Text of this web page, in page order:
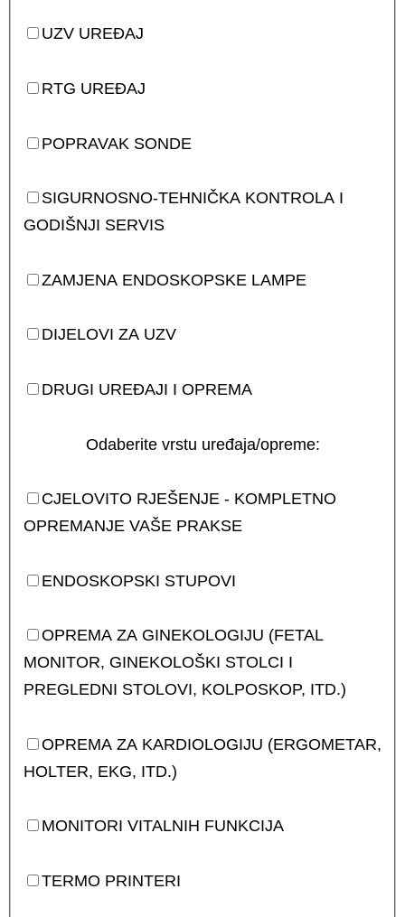
UZV UREĐAJ
RTG UREĐAJ
POPRAVAK SONDE
SIGURNOSNO-TEHNIČKA KONTROLA I
GODIŠNJI SERVIS
ZAMJENA ENDOSKOPSKE LAMPE
DIJELOVI ZA UZV
DRUGI UREĐAJI I OPREMA
Odaberite vrstu uređaja/opreme:
CJELOVITO RJEŠENJE - KOMPLETNO
OPREMANJE VAŠE PRAKSE
ENDOSKOPSKI STUPOVI
OPREMA ZA GINEKOLOGIJU (FETAL
MONITOR, GINEKOLOŠKI STOLCI I
PREGLEDNI STOLOVI, KOLPOSKOP, ITD.)
OPREMA ZA KARDIOLOGIJU (ERGOMETAR,
HOLTER, EKG, ITD.)
MONITORI VITALNIH FUNKCIJA
TERMO PRINTERI